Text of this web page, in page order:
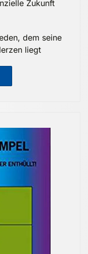
Zukunft
dem seine
liegt